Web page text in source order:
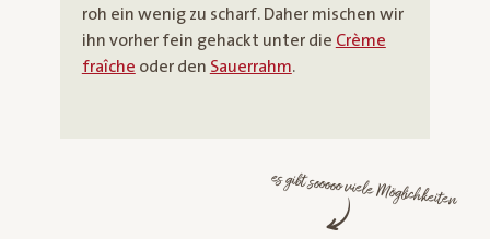
roh ein wenig zu scharf. Daher mischen wir
ihn vorher fein gehackt unter die Crème
fraîche oder den Sauerrahm.
es gibt sooooo viele Möglichkeiten